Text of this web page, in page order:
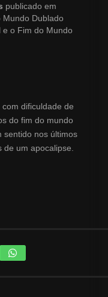
publicado em
Dublado
o Fim do Mundo
dificuldade de
do fim do mundo
sentido nos últimos
de um apocalipse.